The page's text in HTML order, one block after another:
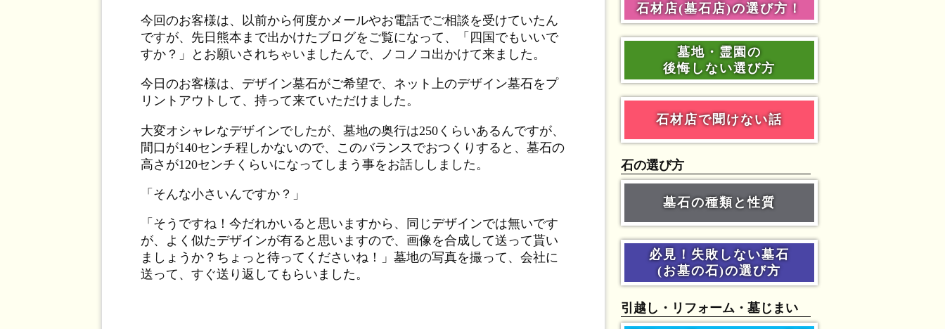
今回のお客様は、以前から何度かメールやお電話でご相談を受けていたん
ですが、先日熊本まで出かけたブログをご覧になって、「四国でもいいで
すか？」とお願いされちゃいましたんで、ノコノコ出かけて来ました。
今日のお客様は、デザイン墓石がご希望で、ネット上のデザイン墓石をプ
リントアウトして、持って来ていただけました。
大変オシャレなデザインでしたが、墓地の奥行は250くらいあるんですが、
間口が140センチ程しかないので、このバランスでおつくりすると、墓石の
高さが120センチくらいになってしまう事をお話ししました。
「そんな小さいんですか？」
「そうですね！今だれかいると思いますから、同じデザインでは無いです
が、よく似たデザインが有ると思いますので、画像を合成して送って貰い
ましょうか？ちょっと待ってくださいね！」墓地の写真を撮って、会社に
送って、すぐ送り返してもらいました。
石材店(墓石店)の選び方！
墓地・霊園の
後悔しない選び方
石材店で聞けない話
石の選び方
墓石の種類と性質
必見！失敗しない墓石
(お墓の石)の選び方
引越し・リフォーム・墓じまい